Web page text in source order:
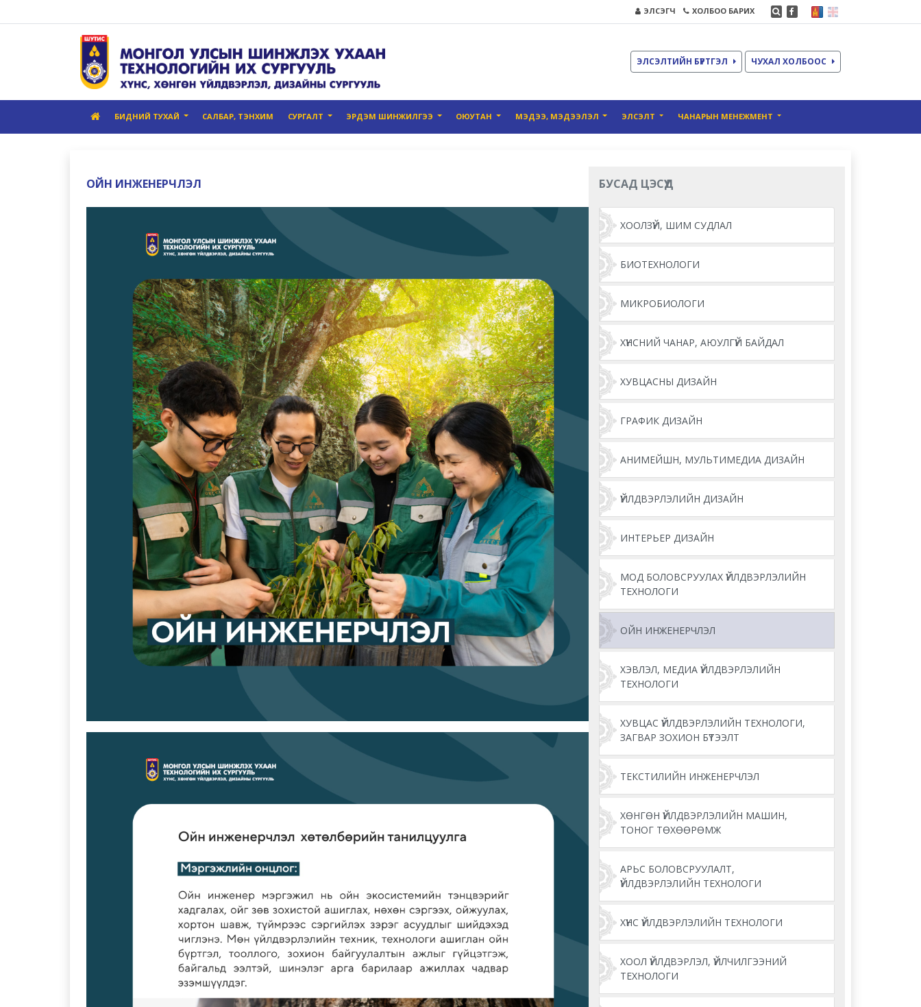
ЭЛСЭГЧ ХОЛБОО БАРИХ
ЭЛСЭЛТИЙН БҮРТГЭЛ ЧУХАЛ ХОЛБООС
БИДНИЙ ТУХАЙ САЛБАР, ТЭНХИМ СУРГАЛТ ЭРДЭМ ШИНЖИЛГЭЭ ОЮУТАН МЭДЭЭ, МЭДЭЭЛЭЛ ЭЛСЭЛТ ЧАНАРЫН МЕНЕЖМЕНТ
ОЙН ИНЖЕНЕРЧЛЭЛ БУСАД ЦЭСҮҮД
ХООЛЗҮЙ, ШИМ СУДЛАЛ
БИОТЕХНОЛОГИ
МИКРОБИОЛОГИ
ХҮНСНИЙ ЧАНАР, АЮУЛГҮЙ БАЙДАЛ
ХУВЦАСНЫ ДИЗАЙН
ГРАФИК ДИЗАЙН
АНИМЕЙШН, МУЛЬТИМЕДИА ДИЗАЙН
ҮЙЛДВЭРЛЭЛИЙН ДИЗАЙН
ИНТЕРЬЕР ДИЗАЙН
МОД БОЛОВСРУУЛАХ ҮЙЛДВЭРЛЭЛИЙН
ТЕХНОЛОГИ
ОЙН ИНЖЕНЕРЧЛЭЛ
ХЭВЛЭЛ, МЕДИА ҮЙЛДВЭРЛЭЛИЙН
ТЕХНОЛОГИ
ХУВЦАС ҮЙЛДВЭРЛЭЛИЙН ТЕХНОЛОГИ,
ЗАГВАР ЗОХИОН БҮТЭЭЛТ
ТЕКСТИЛИЙН ИНЖЕНЕРЧЛЭЛ
ХӨНГӨН ҮЙЛДВЭРЛЭЛИЙН МАШИН,
ТОНОГ ТӨХӨӨРӨМЖ
АРЬС БОЛОВСРУУЛАЛТ,
ҮЙЛДВЭРЛЭЛИЙН ТЕХНОЛОГИ
ХҮНС ҮЙЛДВЭРЛЭЛИЙН ТЕХНОЛОГИ
ХООЛ ҮЙЛДВЭРЛЭЛ, ҮЙЛЧИЛГЭЭНИЙ
ТЕХНОЛОГИ